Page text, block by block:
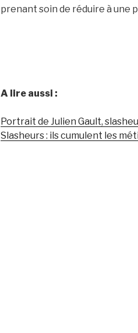
prenant soin de réduire à une
A lire aussi :
Portrait de Julien Gault,
Slasheurs : ils cumulent les